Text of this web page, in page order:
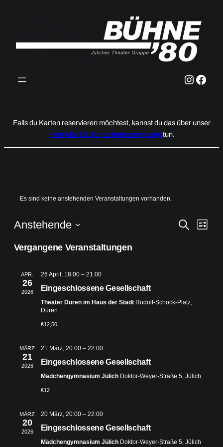
Falls du Karten reservieren möchtest, kannst du das über unser
Formular für die Kartenreservierungtun.
Es sind keine anstehenden Veranstaltungen vorhanden.
Suche
Liste
Anstehende
wählen.
Vergangene Veranstaltungen
APR.
26
2026
26 April, 18:00– 21:00
Eingeschlossene Gesellschaft
Theater Düren im Haus der Stadt Rudolf-Schock-Platz,
Düren
€12,50
MÄRZ
21
2026
21 März, 20:00– 22:00
Eingeschlossene Gesellschaft
Mädchengymnasium Jülich Doktor-Weyer-Straße 5, Jülich
€12
MÄRZ
20
2026
20 März, 20:00– 22:00
Eingeschlossene Gesellschaft
Mädchengymnasium Jülich Doktor-Weyer-Straße 5, Jülich